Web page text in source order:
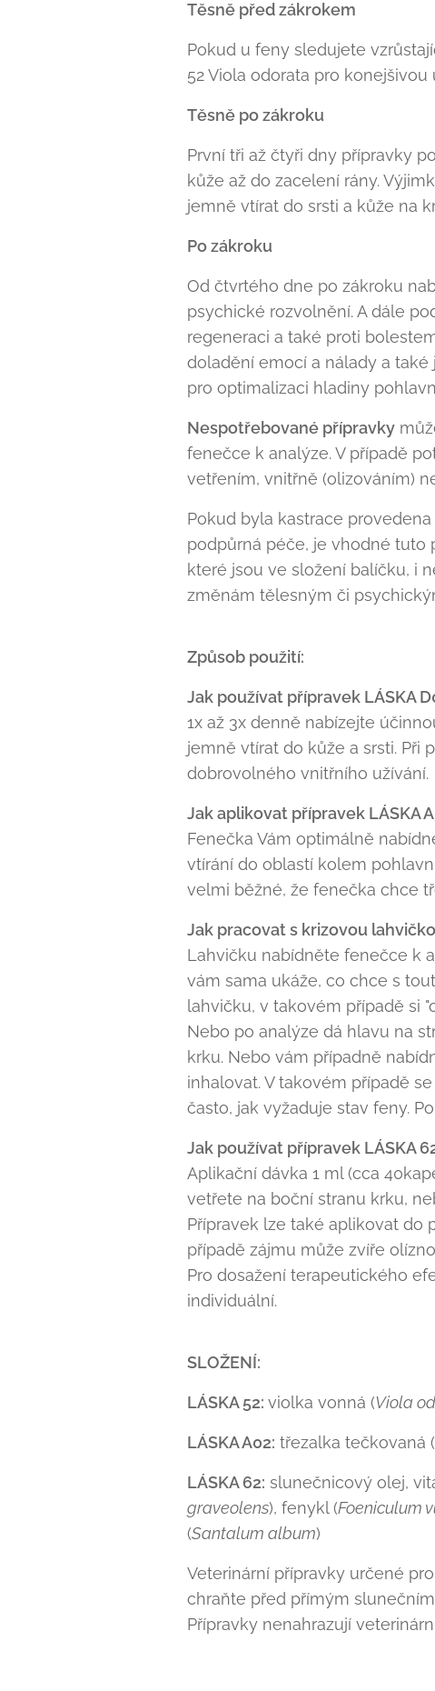
Těsně před zákrokem
Pokud u feny sledujete
52 Viola odorata pro
Těsně po zákroku
První tři až čtyři dny přípravky
kůže až do zacelení rány.
jemně vtírat do srsti a kůže na
Po zákroku
Od čtvrtého dne po zákroku
psychické rozvolnění. A dále
regeneraci a také proti
doladění emocí a nálady a také
pro optimalizaci hladiny
Nespotřebované přípravky
fenečce k analýze. V případě
vetřením, vnitřně (olizováním)
Pokud byla kastrace
podpůrná péče, je vhodné tuto
které jsou ve složení balíčku, i
změnám tělesným či
Způsob použití:
Jak používat přípravek LÁSKA
1x až 3x denně nabízejte
jemně vtírat do kůže a srsti. Při
dobrovolného vnitřního užívání.
Jak aplikovat přípravek LÁSKA
Fenečka Vám optimálně
vtírání do oblastí kolem
velmi běžné, že fenečka chce
Jak pracovat s krizovou
Lahvičku nabídněte fenečce k
vám sama ukáže, co chce s
lahvičku, v takovém případě si
Nebo po analýze dá hlavu na
krku. Nebo vám případně
inhalovat. V takovém případě
často, jak vyžaduje stav feny.
Jak používat přípravek LÁSKA
Aplikační dávka 1 ml (cca
vetřete na boční stranu krku,
Přípravek lze také aplikovat do
případě zájmu může zvíře
Pro dosažení terapeutického
individuální.
SLOŽENÍ:
LÁSKA 52: violka vonná (Viola
LÁSKA A02: třezalka tečkovaná (
LÁSKA 62: slunečnicový olej,
graveolens), fenykl (Foeniculum
(Santalum album)
Veterinární přípravky určené
chraňte před přímým
Přípravky nenahrazují